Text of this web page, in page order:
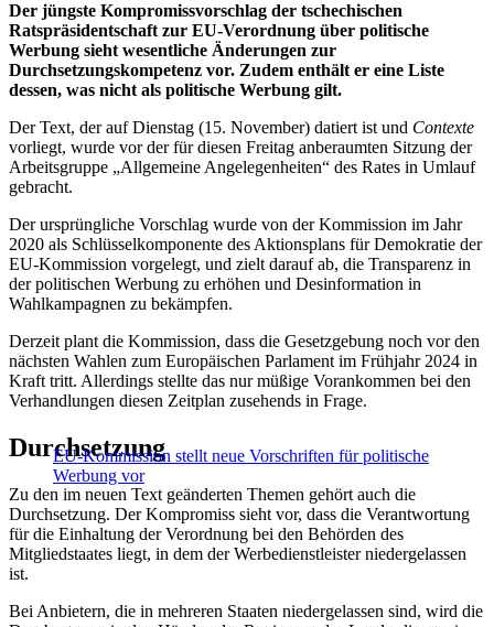
Der jüngste Kompromissvorschlag der tschechischen
Ratspräsidentschaft zur EU-Verordnung über politische
Werbung sieht wesentliche Änderungen zur
Durchsetzungskompetenz vor. Zudem enthält er eine Liste
dessen, was nicht als politische Werbung gilt.
Der Text, der auf Dienstag (15. November) datiert ist und Contexte
vorliegt, wurde vor der für diesen Freitag anberaumten Sitzung der
Arbeitsgruppe „Allgemeine Angelegenheiten“ des Rates in Umlauf
gebracht.
Der ursprüngliche Vorschlag wurde von der Kommission im Jahr
2020 als Schlüsselkomponente des Aktionsplans für Demokratie der
EU-Kommission vorgelegt, und zielt darauf ab, die Transparenz in
der politischen Werbung zu erhöhen und Desinformation in
Wahlkampagnen zu bekämpfen.
Derzeit plant die Kommission, dass die Gesetzgebung noch vor den
nächsten Wahlen zum Europäischen Parlament im Frühjahr 2024 in
Kraft tritt. Allerdings stellte das nur müßige Vorankommen bei den
Verhandlungen diesen Zeitplan zusehends in Frage.
EU-Kommission stellt neue Vorschriften für politische
Werbung vor
Durchsetzung
Zu den im neuen Text geänderten Themen gehört auch die
Durchsetzung. Der Kompromiss sieht vor, dass die Verantwortung
für die Einhaltung der Verordnung bei den Behörden des
Mitgliedstaates liegt, in dem der Werbedienstleister niedergelassen
ist.
Bei Anbietern, die in mehreren Staaten niedergelassen sind, wird die